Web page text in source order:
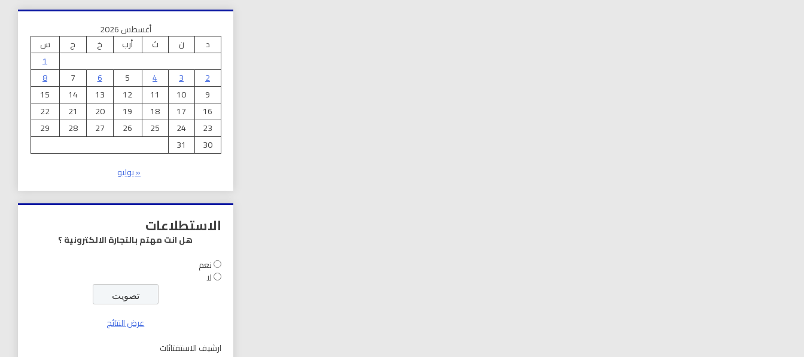
أغسطس 2026
د
ن ث أرب خ ج
س
1
2
3
4
5
6
7
8
9
10
11
12
13
14
15
16
17
18
19
20
21
22
23
24
25
26
27
28
29
30
31
« يوليو
الاستطلاعات
هل انت مهتم بالتجارة الالكترونية ؟
نعم
لا
عرض النتائج
ارشيف الاستفتائات